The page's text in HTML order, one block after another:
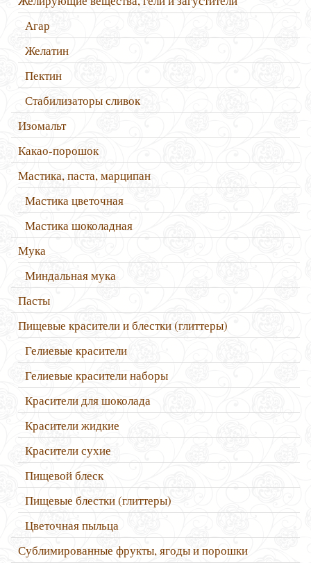
Агар
Желатин
Пектин
Стабилизаторы сливок
Изомальт
Какао-порошок
Мастика, паста, марципан
Мастика цветочная
Мастика шоколадная
Мука
Миндальная мука
Пасты
Пищевые красители и блестки (глиттеры)
Гелиевые красители
Гелиевые красители наборы
Красители для шоколада
Красители жидкие
Красители сухие
Пищевой блеск
Пищевые блестки (глиттеры)
Цветочная пыльца
Сублимированные фрукты, ягоды и порошки